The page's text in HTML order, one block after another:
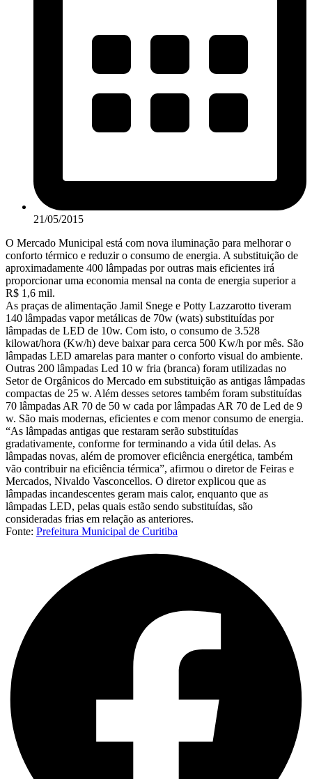
21/05/2015
O Mercado Municipal está com nova iluminação para melhorar o
conforto térmico e reduzir o consumo de energia. A substituição de
aproximadamente 400 lâmpadas por outras mais eficientes irá
proporcionar uma economia mensal na conta de energia superior a
R$ 1,6 mil.
As praças de alimentação Jamil Snege e Potty Lazzarotto tiveram
140 lâmpadas vapor metálicas de 70w (wats) substituídas por
lâmpadas de LED de 10w. Com isto, o consumo de 3.528
kilowat/hora (Kw/h) deve baixar para cerca 500 Kw/h por mês. São
lâmpadas LED amarelas para manter o conforto visual do ambiente.
Outras 200 lâmpadas Led 10 w fria (branca) foram utilizadas no
Setor de Orgânicos do Mercado em substituição as antigas lâmpadas
compactas de 25 w. Além desses setores também foram substituídas
70 lâmpadas AR 70 de 50 w cada por lâmpadas AR 70 de Led de 9
w. São mais modernas, eficientes e com menor consumo de energia.
“As lâmpadas antigas que restaram serão substituídas
gradativamente, conforme for terminando a vida útil delas. As
lâmpadas novas, além de promover eficiência energética, também
vão contribuir na eficiência térmica”, afirmou o diretor de Feiras e
Mercados, Nivaldo Vasconcellos. O diretor explicou que as
lâmpadas incandescentes geram mais calor, enquanto que as
lâmpadas LED, pelas quais estão sendo substituídas, são
consideradas frias em relação as anteriores.
Fonte: Prefeitura Municipal de Curitiba